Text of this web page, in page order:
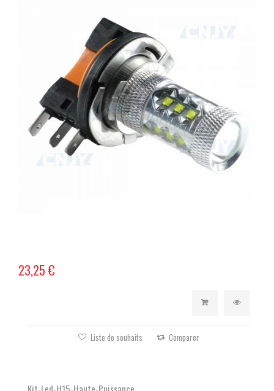
23,25 €
Liste de souhaits Comparer